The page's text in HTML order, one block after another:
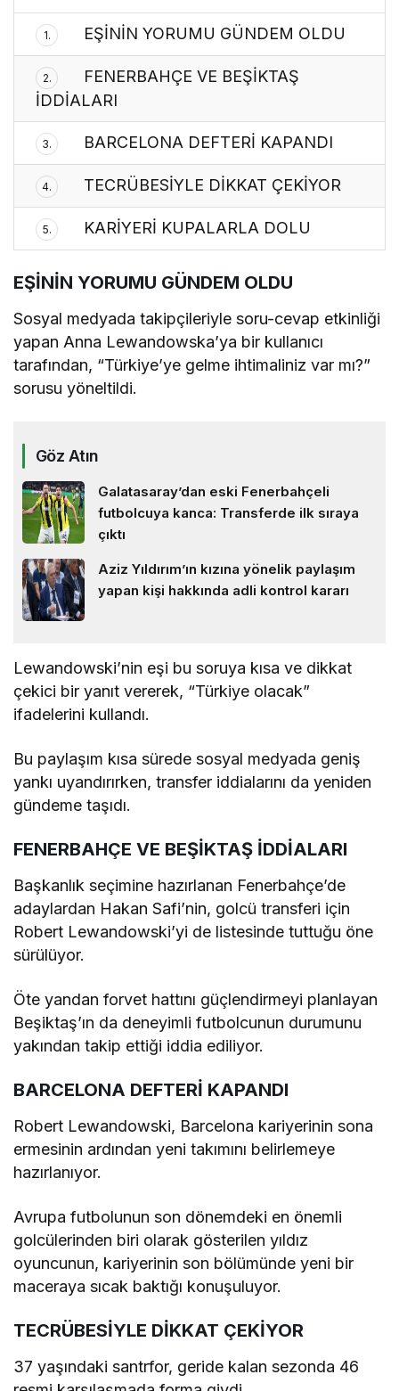
1. EŞİNİN YORUMU GÜNDEM OLDU
2.
FENERBAHÇE VE BEŞİKTAŞ
İDDİALARI
3. BARCELONA DEFTERİ KAPANDI
4. TECRÜBESİYLE DİKKAT ÇEKİYOR
5. KARİYERİ KUPALARLA DOLU
EŞİNİN YORUMU GÜNDEM OLDU
Sosyal medyada takipçileriyle soru-cevap etkinliği
yapan Anna Lewandowska’ya bir kullanıcı
tarafından, “Türkiye’ye gelme ihtimaliniz var mı?”
sorusu yöneltildi.
Göz Atın
Galatasaray’dan eski Fenerbahçeli
futbolcuya kanca: Transferde ilk sıraya
çıktı
Aziz Yıldırım’ın kızına yönelik paylaşım
yapan kişi hakkında adli kontrol kararı
Lewandowski’nin eşi bu soruya kısa ve dikkat
çekici bir yanıt vererek, “Türkiye olacak”
ifadelerini kullandı.
Bu paylaşım kısa sürede sosyal medyada geniş
yankı uyandırırken, transfer iddialarını da yeniden
gündeme taşıdı.
FENERBAHÇE VE BEŞİKTAŞ İDDİALARI
Başkanlık seçimine hazırlanan Fenerbahçe’de
adaylardan Hakan Safi’nin, golcü transferi için
Robert Lewandowski’yi de listesinde tuttuğu öne
sürülüyor.
Öte yandan forvet hattını güçlendirmeyi planlayan
Beşiktaş’ın da deneyimli futbolcunun durumunu
yakından takip ettiği iddia ediliyor.
BARCELONA DEFTERİ KAPANDI
Robert Lewandowski, Barcelona kariyerinin sona
ermesinin ardından yeni takımını belirlemeye
hazırlanıyor.
Avrupa futbolunun son dönemdeki en önemli
golcülerinden biri olarak gösterilen yıldız
oyuncunun, kariyerinin son bölümünde yeni bir
maceraya sıcak baktığı konuşuluyor.
TECRÜBESİYLE DİKKAT ÇEKİYOR
37 yaşındaki santrfor, geride kalan sezonda 46